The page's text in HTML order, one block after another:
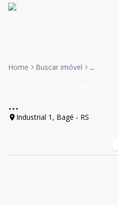
Home Buscar imóvel ...
...
Industrial 1, Bagé - RS